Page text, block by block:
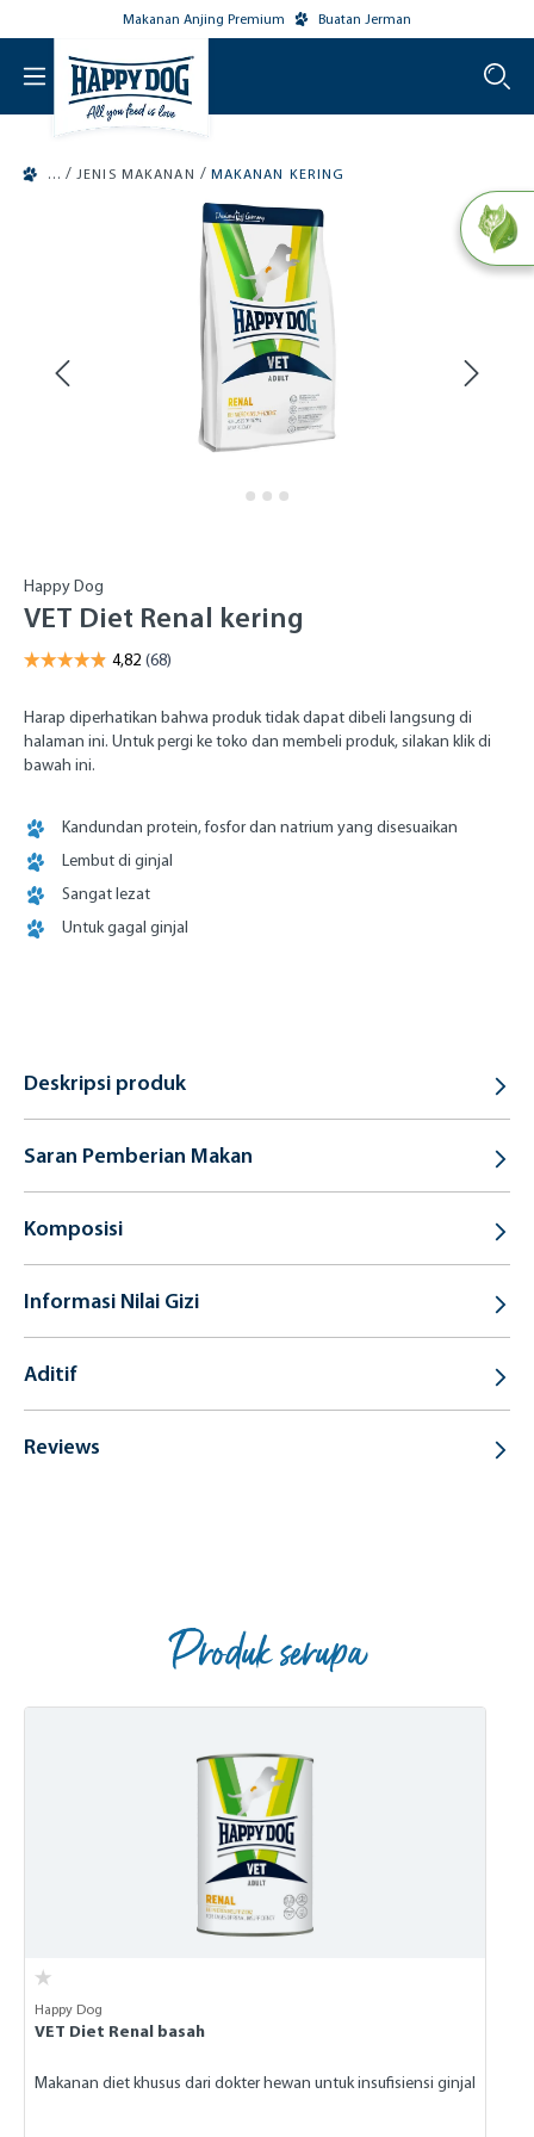
Makanan Anjing Premium Buatan Jerman
/ JENIS MAKANAN / MAKANAN KERING
Happy Dog
VET Diet Renal kering
Harap diperhatikan bahwa produk tidak dapat dibeli langsung di
halaman ini. Untuk pergi ke toko dan membeli produk, silakan klik di
bawah ini.
Kandundan protein, fosfor dan natrium yang disesuaikan
Lembut di ginjal
Sangat lezat
Untuk gagal ginjal
Deskripsi produk
Saran Pemberian Makan
Komposisi
Informasi Nilai Gizi
Aditif
Reviews
Produk serupa
Happy Dog
VET Diet Renal basah
Makanan diet khusus dari dokter hewan untuk insufisiensi ginjal